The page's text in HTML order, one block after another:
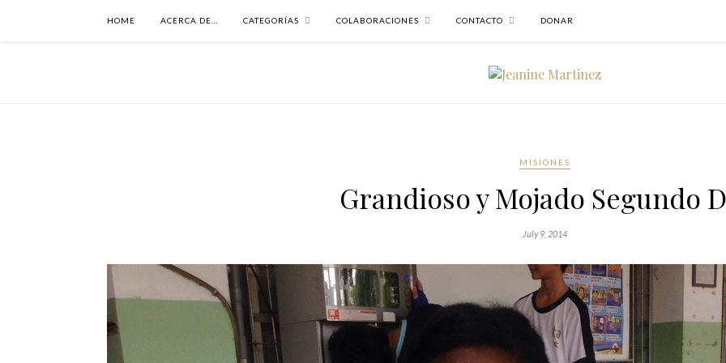
HOME ACERCA DE… CATEGORÍAS COLABORACIONES CONTACTO DONAR
MISIONES
Grandioso y Mojado Segundo
July 9, 2014